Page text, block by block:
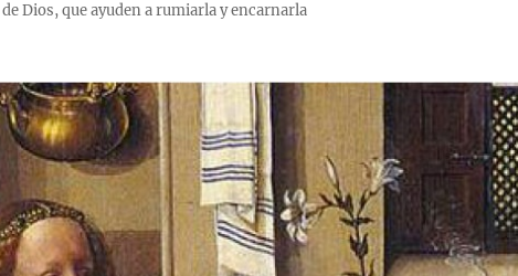
Dios, que ayuden a rumiarla y encarnarla